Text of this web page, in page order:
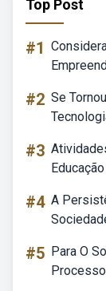
Top Post
#1
#2 Se
#3
#4 A
#5 Para O